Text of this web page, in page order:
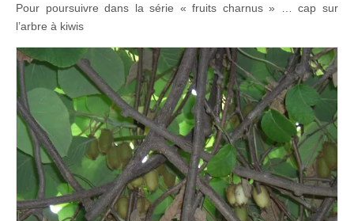
Pour poursuivre dans la série « fruits charnus » … cap sur
l’arbre à kiwis